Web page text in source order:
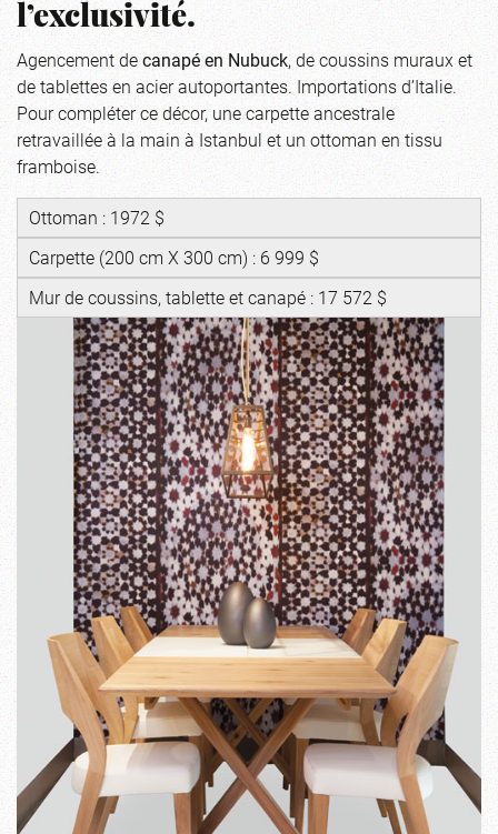
l’exclusivité.
Agencement decanapéen Nubuck, de coussins muraux et
de tablettes en acier autoportantes. Importations d’Italie.
Pour compléter ce décor, une carpette ancestrale
retravaillée à la main à Istanbul et un ottoman en tissu
framboise.
Ottoman : 1972 $
Carpette (200 cm X 300 cm) : 6 999 $
Mur de coussins, tablette et canapé : 17 572 $